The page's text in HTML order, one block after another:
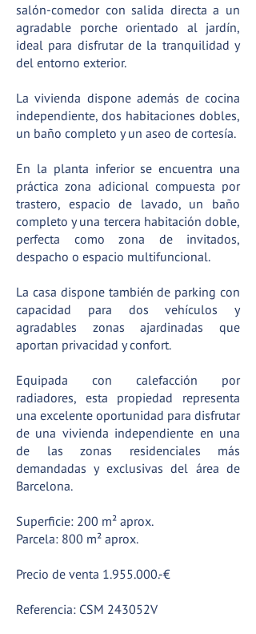
salón-comedor con salida directa a un
agradable porche orientado al jardín,
ideal para disfrutar de la tranquilidad y
del entorno exterior.
La vivienda dispone además de cocina
independiente, dos habitaciones dobles,
un baño completo y un aseo de cortesía.
En la planta inferior se encuentra una
práctica zona adicional compuesta por
trastero, espacio de lavado, un baño
completo y una tercera habitación doble,
perfecta como zona de invitados,
despacho o espacio multifuncional.
La casa dispone también de parking con
capacidad para dos vehículos y
agradables zonas ajardinadas que
aportan privacidad y confort.
Equipada con calefacción por
radiadores, esta propiedad representa
una excelente oportunidad para disfrutar
de una vivienda independiente en una
de las zonas residenciales más
demandadas y exclusivas del área de
Barcelona.
Superficie: 200 m² aprox.
Parcela: 800 m² aprox.
Precio de venta 1.955.000.-€
Referencia: CSM 243052V